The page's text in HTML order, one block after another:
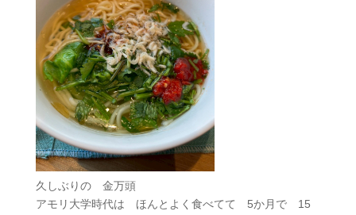
久しぶりの 金万頭
アモリ大学時代は ほんとよく食べてて 5か月で 15